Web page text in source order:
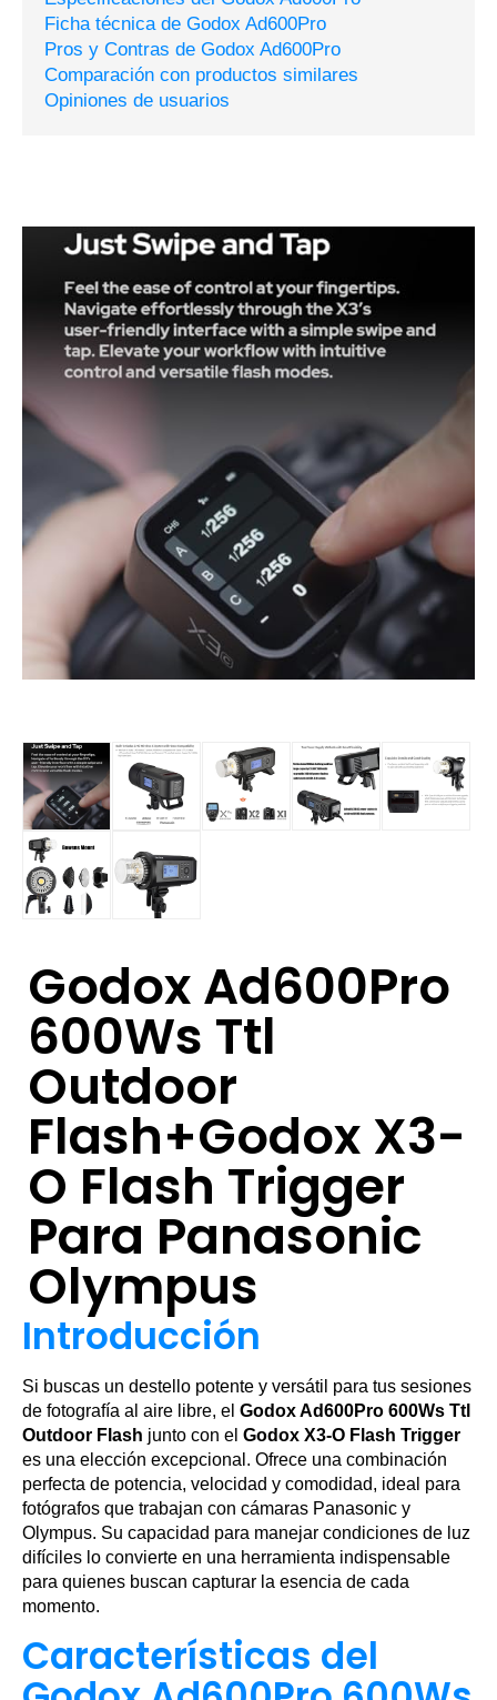
Ficha técnica de Godox Ad600Pro
Pros y Contras de Godox Ad600Pro
Comparación con productos similares
Opiniones de usuarios
Godox Ad600Pro
600Ws Ttl
Outdoor
Flash+Godox X3-
O Flash Trigger
Para Panasonic
Olympus
Introducción
Si buscas un destello potente y versátil para tus sesiones
de fotografía al aire libre, el Godox Ad600Pro 600Ws Ttl
Outdoor Flash junto con el Godox X3-O Flash Trigger
es una elección excepcional. Ofrece una combinación
perfecta de potencia, velocidad y comodidad, ideal para
fotógrafos que trabajan con cámaras Panasonic y
Olympus. Su capacidad para manejar condiciones de luz
difíciles lo convierte en una herramienta indispensable
para quienes buscan capturar la esencia de cada
momento.
Características del